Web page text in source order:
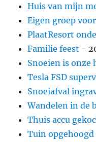
Huis van mijn
Eigen groep
PlaatResort
Familie feest -
Snoeien is onze
Tesla FSD
Snoeiafval
Wandelen in de
Thuis accu
Tuin opgehoogd